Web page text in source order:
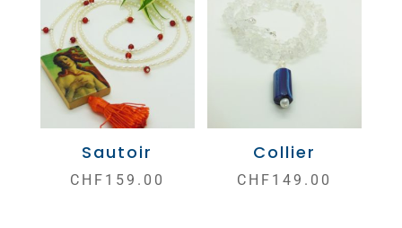
Sautoir
CHF 159.00
Collier
CHF 149.00